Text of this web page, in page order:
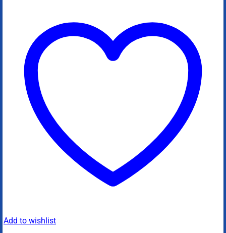
Add to wishlist